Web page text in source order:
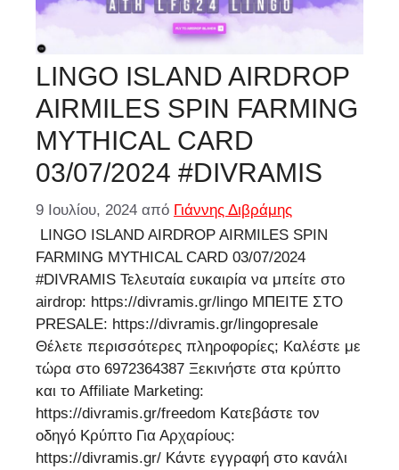
LINGO ISLAND AIRDROP
AIRMILES SPIN FARMING
MYTHICAL CARD
03/07/2024 #DIVRAMIS
9 Ιουλίου, 2024 από Γιάννης Διβράμης
LINGO ISLAND AIRDROP AIRMILES SPIN
FARMING MYTHICAL CARD 03/07/2024
#DIVRAMIS Τελευταία ευκαιρία να μπείτε στο
airdrop: https://divramis.gr/lingo ΜΠΕΙΤΕ ΣΤΟ
PRESALE: https://divramis.gr/lingopresale
Θέλετε περισσότερες πληροφορίες; Καλέστε με
τώρα στο 6972364387 Ξεκινήστε στα κρύπτο
και το Affiliate Marketing:
https://divramis.gr/freedom Κατεβάστε τον
οδηγό Κρύπτο Για Αρχαρίους:
https://divramis.gr/ Κάντε εγγραφή στο κανάλι